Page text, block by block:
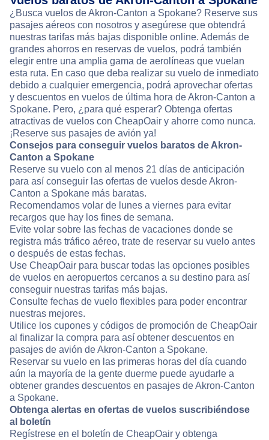
¿Busca vuelos de Akron-Canton a Spokane? Reserve sus
pasajes aéreos con nosotros y asegúrese que obtendrá
nuestras tarifas más bajas disponible online. Además de
grandes ahorros en reservas de vuelos, podrá también
elegir entre una amplia gama de aerolíneas que vuelan
esta ruta. En caso que deba realizar su vuelo de inmediato
debido a cualquier emergencia, podrá aprovechar ofertas
y descuentos en vuelos de última hora de Akron-Canton a
Spokane. Pero, ¿para qué esperar? Obtenga ofertas
atractivas de vuelos con CheapOair y ahorre como nunca.
¡Reserve sus pasajes de avión ya!
Consejos para conseguir vuelos baratos de Akron-
Canton a Spokane
Reserve su vuelo con al menos 21 días de anticipación
para así conseguir las ofertas de vuelos desde Akron-
Canton a Spokane más baratas.
Recomendamos volar de lunes a viernes para evitar
recargos que hay los fines de semana.
Evite volar sobre las fechas de vacaciones donde se
registra más tráfico aéreo, trate de reservar su vuelo antes
o después de estas fechas.
Use CheapOair para buscar todas las opciones posibles
de vuelos en aeropuertos cercanos a su destino para así
conseguir nuestras tarifas más bajas.
Consulte fechas de vuelo flexibles para poder encontrar
nuestras mejores.
Utilice los cupones y códigos de promoción de CheapOair
al finalizar la compra para así obtener descuentos en
pasajes de avión de Akron-Canton a Spokane.
Reservar su vuelo en las primeras horas del día cuando
aún la mayoría de la gente duerme puede ayudarle a
obtener grandes descuentos en pasajes de Akron-Canton
a Spokane.
Obtenga alertas en ofertas de vuelos suscribiéndose
al boletín
Regístrese en el boletín de CheapOair y obtenga